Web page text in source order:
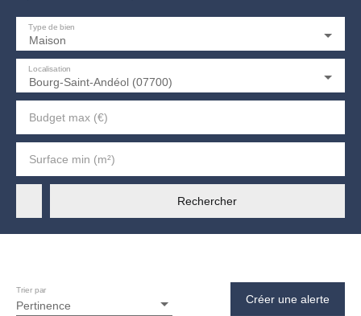
Maison
Type de bien
Bourg-Saint-Andéol (07700)
Localisation
Budget max (€)
Surface min (m²)
Rechercher
Pertinence
Trier par
Créer une alerte